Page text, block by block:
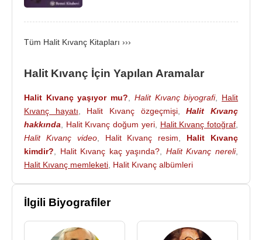
Ve Allah Gazeteciyi Yarattı 1959 İstanbul Matbaası.
Mikrofonunu Kordonuna Göre Uzat 1977 Meta
Yayınları
Franz BeckenbauerFutbol Okulu. (Çeviri) 1977
Kelebek Yayınları.
Gülmece Güldürmece 1978 (1. Baskı) Kelebek
Çocuk Kitapları
Ve Karşınızda Halit Kıvanç 1979 (1. Baskı) Milliyet
yayınları 1980 Karacan yayınları
Çocuk Kitapları)
Tüm Halit Kıvanç Kitapları ›››
Halit Kıvanç İçin Yapılan Aramalar
Halit Kıvanç yaşıyor mu?, Halit Kıvanç biyografi, Halit
Kıvanç hayatı, Halit Kıvanç özgeçmişi,Halit Kıvanç
hakkında, Halit Kıvanç doğum yeri, Halit Kıvanç fotoğraf,
Halit Kıvanç video, Halit Kıvanç resim, Halit Kıvanç
kimdir?, Halit Kıvanç kaç yaşında?, Halit Kıvanç nereli,
Halit Kıvanç memleketi, Halit Kıvanç albümleri
İlgili Biyografiler